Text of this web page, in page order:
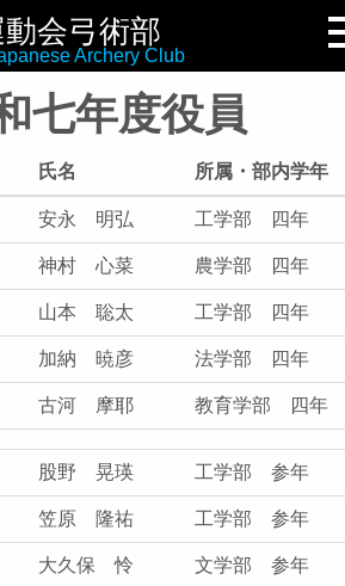
会弓術部
Archery Club
リンク集
七年度役員
氏名 所属・部内学年
安永 明弘 工学部 四年
神村 心菜 農学部 四年
山本 聡太 工学部 四年
加納 暁彦 法学部 四年
古河 摩耶 教育学部 四年
股野 晃瑛 工学部 参年
笠原 隆祐 工学部 参年
大久保 怜 文学部 参年